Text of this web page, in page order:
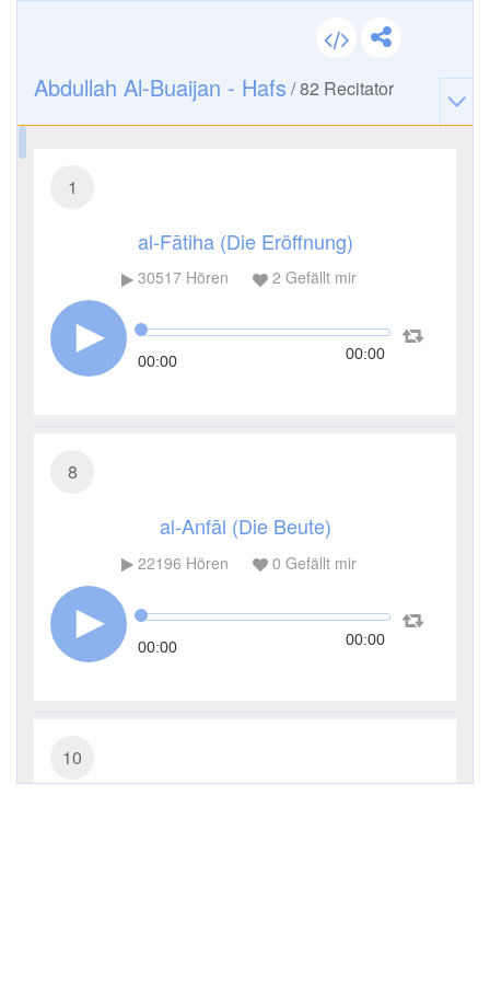
Abdullah Al-Buaijan - Hafs /82 Recitator
1
al-Fātiha (Die Eröffnung)
30517Hören 2 Gefällt mir
00:00 00:00
8
al-Anfāl (Die Beute)
22196 Hören 0 Gefällt mir
00:00 00:00
10